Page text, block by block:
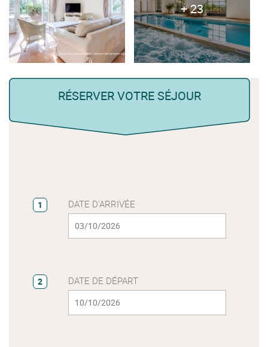
+ 23
RÉSERVER VOTRE SÉJOUR
1 DATE D'ARRIVÉE
2 DATE DE DÉPART